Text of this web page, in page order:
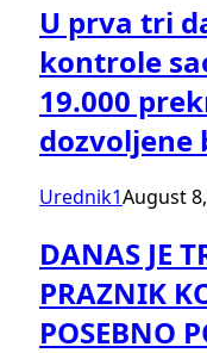
U prva tri
kontrole
19.000
dozvoljene
Urednik1August
DANAS JE
PRAZNIK
POSEBNO